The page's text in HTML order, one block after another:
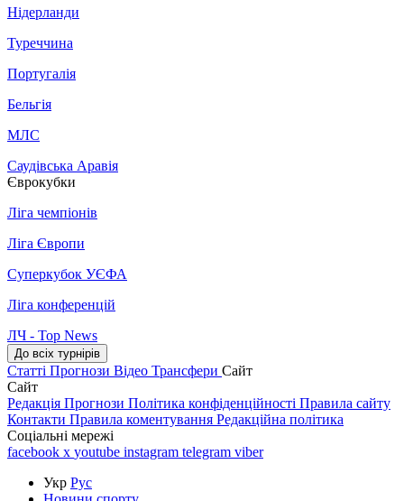
Нідерланди
Туреччина
Португалія
Бельгія
МЛС
Саудівська Аравія
Єврокубки
Ліга чемпіонів
Ліга Європи
Суперкубок УЄФА
Ліга конференцій
ЛЧ - Top News
До всіх турнірів
Статті Прогнози Відео Трансфери Сайт
Сайт
Редакція Прогнози Політика конфіденційності Правила сайту
Контакти Правила коментування Редакційна політика
Соціальні мережі
facebook x youtube instagram telegram viber
Укр Рус